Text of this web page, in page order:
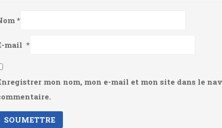
*
mail *
mon nom, mon e-mail et mon site dans le